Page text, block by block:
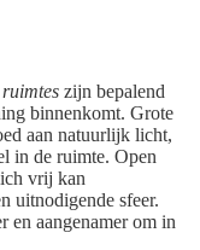
zijn bepalend
binnenkomt. Grote
aan natuurlijk licht,
in de ruimte. Open
vrij kan
uitnodigende sfeer.
en aangenamer om in